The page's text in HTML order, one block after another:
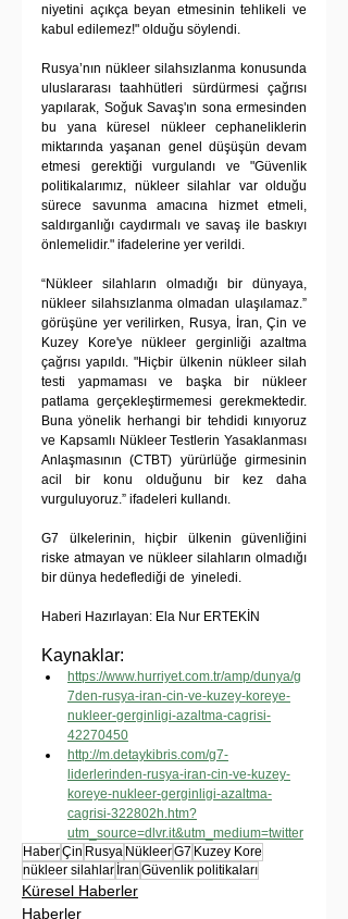
niyetini açıkça beyan etmesinin tehlikeli ve
kabul edilemez!" olduğu söylendi.
Rusya’nın nükleer silahsızlanma konusunda
uluslararası taahhütleri sürdürmesi çağrısı
yapılarak, Soğuk Savaş'ın sona ermesinden
bu yana küresel nükleer cephaneliklerin
miktarında yaşanan genel düşüşün devam
etmesi gerektiği vurgulandı ve "Güvenlik
politikalarımız, nükleer silahlar var olduğu
sürece savunma amacına hizmet etmeli,
saldırganlığı caydırmalı ve savaş ile baskıyı
önlemelidir." ifadelerine yer verildi.
“Nükleer silahların olmadığı bir dünyaya,
nükleer silahsızlanma olmadan ulaşılamaz.”
görüşüne yer verilirken, Rusya, İran, Çin ve
Kuzey Kore'ye nükleer gerginliği azaltma
çağrısı yapıldı. "Hiçbir ülkenin nükleer silah
testi yapmaması ve başka bir nükleer
patlama gerçekleştirmemesi gerekmektedir.
Buna yönelik herhangi bir tehdidi kınıyoruz
ve Kapsamlı Nükleer Testlerin Yasaklanması
Anlaşmasının (CTBT) yürürlüğe girmesinin
acil bir konu olduğunu bir kez daha
vurguluyoruz.” ifadeleri kullandı.
G7 ülkelerinin, hiçbir ülkenin güvenliğini
riske atmayan ve nükleer silahların olmadığı
bir dünya hedeflediği de  yineledi.
Haberi Hazırlayan: Ela Nur ERTEKİN
Kaynaklar:
https://www.hurriyet.com.tr/amp/dunya/g
7den-rusya-iran-cin-ve-kuzey-koreye-
nukleer-gerginligi-azaltma-cagrisi-
42270450
http://m.detaykibris.com/g7-
liderlerinden-rusya-iran-cin-ve-kuzey-
koreye-nukleer-gerginligi-azaltma-
cagrisi-322802h.htm?
utm_source=dlvr.it&utm_medium=twitter
HaberÇin Rusya NükleerG7 Kuzey Kore
nükleer silahlar İran Güvenlik politikaları
Küresel Haberler
Haberler